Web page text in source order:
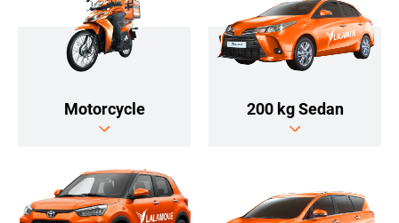
Motorcycle 200 kg Sedan